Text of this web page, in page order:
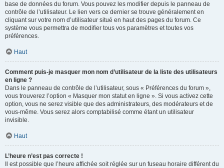
base de données du forum. Vous pouvez les modifier depuis le panneau de
contrôle de l’utilisateur. Le lien vers ce dernier se trouve généralement en
cliquant sur votre nom d’utilisateur situé en haut des pages du forum. Ce
système vous permettra de modifier tous vos paramètres et toutes vos
préférences.
Haut
Comment puis-je masquer mon nom d’utilisateur de la liste des utilisateurs
en ligne ?
Dans le panneau de contrôle de l’utilisateur, sous « Préférences du forum »,
vous trouverez l’option « Masquer mon statut en ligne ». Si vous activez cette
option, vous ne serez visible que des administrateurs, des modérateurs et de
vous-même. Vous serez alors comptabilisé comme étant un utilisateur
invisible.
Haut
L’heure n’est pas correcte !
Il est possible que l’heure affichée soit réglée sur un fuseau horaire différent du